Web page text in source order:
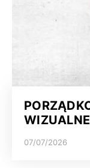
07/07/2026